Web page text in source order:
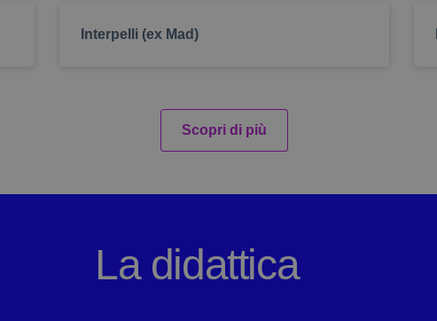
Interpelli (ex Mad)
Scopri di più
La didattica